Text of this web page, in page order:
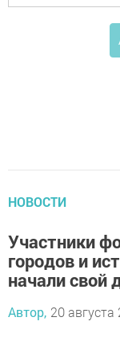
НОВОСТИ
Участники
городов и
начали свой
Автор, 20